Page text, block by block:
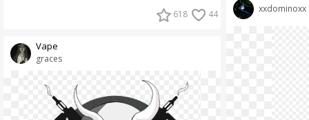
618 44
graces
Vape
xxdominoxx